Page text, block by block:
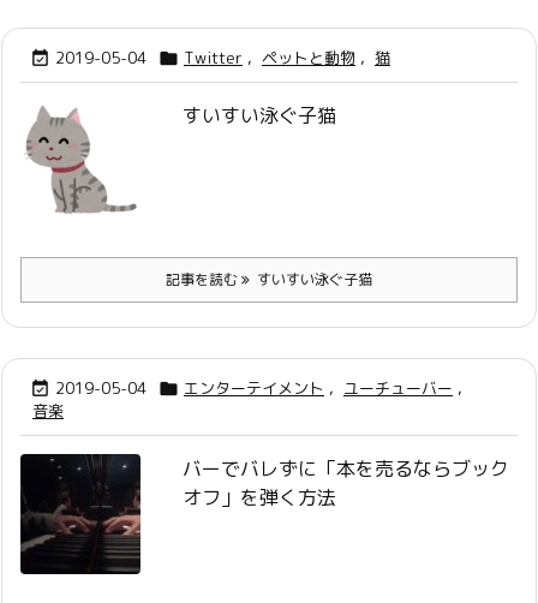
 2019-05-04  Twitter , ペットと動物 , 猫
すいすい泳ぐ子猫
記事を読む すいすい泳ぐ子猫
 2019-05-04  エンターテイメント , ユーチューバー ,
音楽
バーでバレずに「本を売るならブック
オフ」を弾く方法